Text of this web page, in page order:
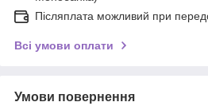
Післяплата можливий при
Всі умови оплати
Умови повернення